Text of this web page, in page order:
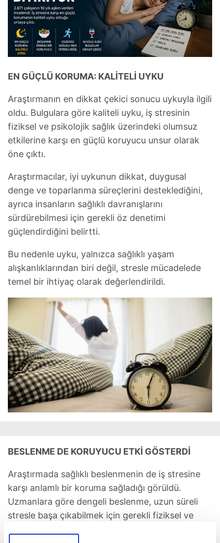
EN GÜÇLÜ KORUMA: KALİTELİ UYKU
Araştırmanın en dikkat çekici sonucu uykuyla ilgili
oldu. Bulgulara göre kaliteli uyku, iş stresinin
fiziksel ve psikolojik sağlık üzerindeki olumsuz
etkilerine karşı en güçlü koruyucu unsur olarak
öne çıktı.
Araştırmacılar, iyi uykunun dikkat, duygusal
denge ve toparlanma süreçlerini desteklediğini,
ayrıca insanların sağlıklı davranışlarını
sürdürebilmesi için gerekli öz denetimi
güçlendirdiğini belirtti.
Bu nedenle uyku, yalnızca sağlıklı yaşam
alışkanlıklarından biri değil, stresle mücadelede
temel bir ihtiyaç olarak değerlendirildi.
BESLENME DE KORUYUCU ETKİ GÖSTERDİ
Araştırmada sağlıklı beslenmenin de iş stresine
karşı anlamlı bir koruma sağladığı görüldü.
Uzmanlara göre dengeli beslenme, uzun süreli
stresle başa çıkabilmek için gerekli fiziksel ve